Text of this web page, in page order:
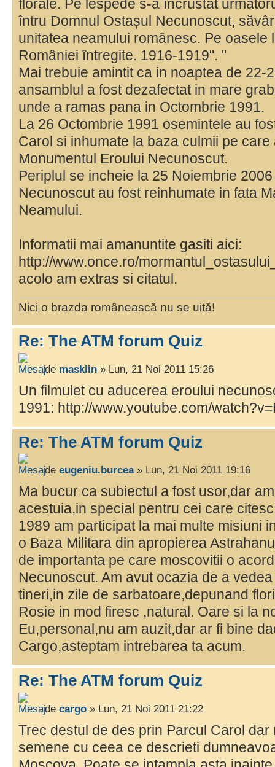
florale. Pe lespede s-a încrustat
întru Domnul Ostașul Necunoscut,
unitatea neamului românesc. Pe oasele
României întregite. 1916-1919". "
Mai trebuie amintit ca in noaptea de 22-
ansamblul a fost dezafectat in mare
unde a ramas pana in Octombrie 1991.
La 26 Octombrie 1991 osemintele au
Carol si inhumate la baza culmii pe
Monumentul Eroului Necunoscut.
Periplul se incheie la 25 Noiembrie
Necunoscut au fost reinhumate in fata
Neamului.
Informatii mai amanuntite gasiti aici:
http://www.once.ro/
acolo am extras si citatul.
Nici o brazda românească nu se uită!
Re: The ATM forum Quiz
de masklin » Lun, 21 Noi 2011 15:26
Un filmulet cu aducerea eroului
1991: http://www.youtube.com/
Re: The ATM forum Quiz
de eugeniu.burcea» Lun, 21 Noi 2011 19:16
Ma bucur ca subiectul a fost usor,dar
acestuia,in special pentru cei care
1989 am participat la mai multe misiuni
o Baza Militara din apropierea
de importanta pe care moscovitii o
Necunoscut. Am avut ocazia de a
tineri,in zile de sarbatoare,depunand
Rosie in mod firesc ,natural. Oare si la
Eu,personal,nu am auzit,dar ar fi bine
Cargo,asteptam intrebarea ta acum.
Re: The ATM forum Quiz
de cargo » Lun, 21 Noi 2011 21:22
Trec destul de des prin Parcul Carol
semene cu ceea ce descrieti